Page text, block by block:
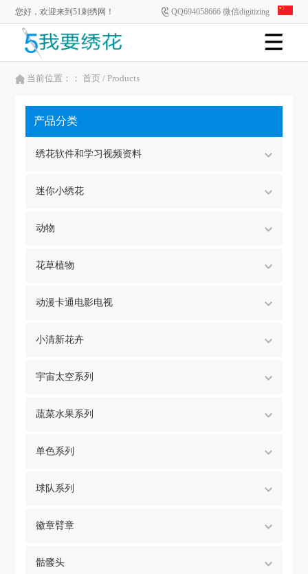
您好，欢迎来到51刺绣网！ QQ694058666 微信digitizing
当前位置：：首页 / Products
产品分类
绣花软件和学习视频资料
迷你小绣花
动物
花草植物
动漫卡通电影电视
小清新花卉
宇宙太空系列
蔬菜水果系列
单色系列
球队系列
徽章臂章
骷髅头